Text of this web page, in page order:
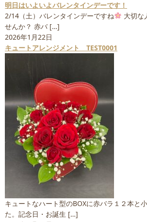
明日はいよいよバレンタインデーです！
2/14（土）バレンタインデーですね
大切な
せんか？ 赤バ […]
2026年1月22日
キュートアレンジメント TEST0001
キュートなハート型のBOXに赤バラ１２本と
た。記念日・お誕生 […]